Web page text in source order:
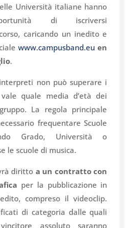
Università italiane hanno
di iscriversi
caricando un inedito e
www.campusband.eu en
.
non può superare i
quale media d’età dei
La regola principale
frequentare Scuole
Grado, Università o
le scuole di musica.
diritto a un contratto con
per la pubblicazione in
compreso il videoclip.
di categoria dalle quali
assoluto saranno